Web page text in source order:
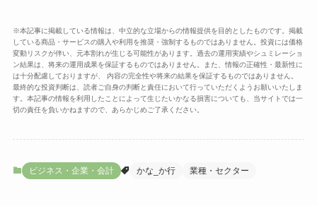
※本記事に掲載している情報は、中立的な立場からの情報提供を目的としたものです。掲載
している商品・サービスの購入や利用を推奨・強制するものではありません。投資には価格
変動リスクが伴い、元本割れが生じる可能性があります。過去の運用実績やシュミレーショ
ン結果は、将来の運用成果を保証するものではありません。また、情報の正確性・最新性に
は十分配慮しておりますが、 内容の完全性や将来の結果を保証するものではありません。
最終的な投資判断は、読者ご自身の判断と責任において行っていただくようお願いいたしま
す。本記事の情報を利用したことによって生じたいかなる損害についても、当サイトでは一
切の責任を負いかねますので、あらかじめご了承ください。
ビジネス・企業・会計 かな_か行 業種・セクター